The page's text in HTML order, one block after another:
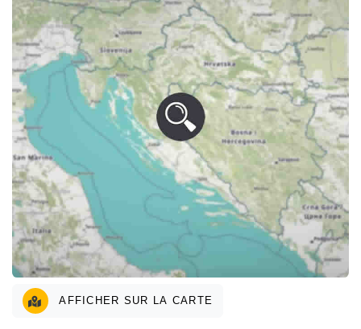
AFFICHER SUR LA CARTE